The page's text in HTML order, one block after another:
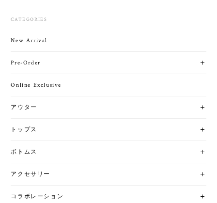
CATEGORIES
New Arrival
Pre-Order
Online Exclusive
アウター
トップス
ボトムス
アクセサリー
コラボレーション